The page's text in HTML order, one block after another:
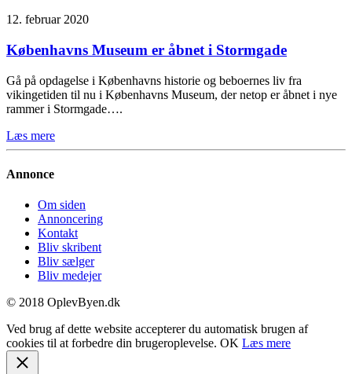
12. februar 2020
Københavns Museum er åbnet i Stormgade
Gå på opdagelse i Københavns historie og beboernes liv fra
vikingetiden til nu i Københavns Museum, der netop er åbnet i nye
rammer i Stormgade….
Læs mere
Annonce
Om siden
Annoncering
Kontakt
Bliv skribent
Bliv sælger
Bliv medejer
© 2018 OplevByen.dk
Ved brug af dette website accepterer du automatisk brugen af
cookies til at forbedre din brugeroplevelse. OK Læs mere